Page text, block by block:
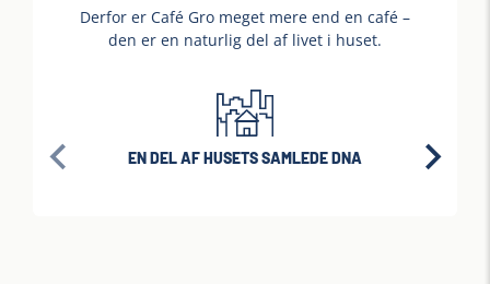
Derfor er Café Gro meget mere end en café –
den er en naturlig del af livet i huset.
EN DEL AF HUSETS SAMLEDE DNA